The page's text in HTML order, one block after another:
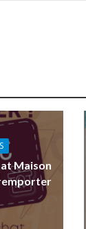
Maison